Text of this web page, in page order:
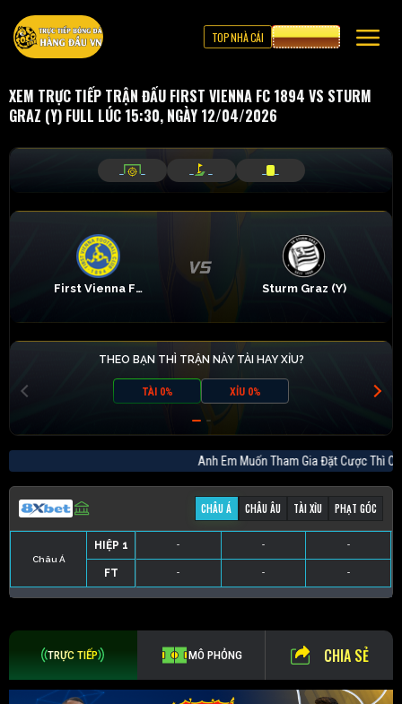
TOP NHÀ CÁI CƯỢC 8XBET
XEM TRỰC TIẾP TRẬN ĐẤU FIRST VIENNA FC 1894 VS STURM
GRAZ (Y) FULL LÚC 15:30, NGÀY 12/04/2026
_ _
First Vienna FC 1894 Sturm Graz (Y)
THEO BẠN THÌ TRẬN NÀY TÀI HAY XỈU?
TÀI 0% XỈU 0%
Anh Em Muốn Tham Gia Đặt
CHÂU Á CHÂU ÂU TÀI XỈU PHẠT GÓC
Châu Á
HIỆP 1
FT
- - -
- - -
FT - - -
TRỰC TIẾP MÔ PHỎNG CHIA SẺ